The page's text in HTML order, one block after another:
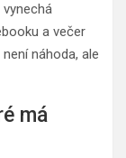
vynechá
a večer
náhoda, ale
má